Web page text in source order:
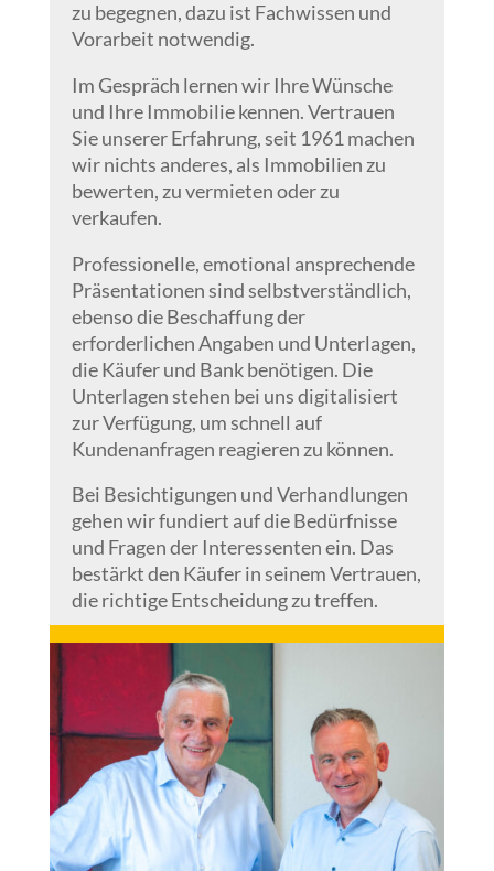
zu begegnen, dazu ist Fachwissen und
Vorarbeit notwendig.
Im Gespräch lernen wir Ihre Wünsche
und Ihre Immobilie kennen. Vertrauen
Sie unserer Erfahrung, seit 1961 machen
wir nichts anderes, als Immobilien zu
bewerten, zu vermieten oder zu
verkaufen.
Professionelle, emotional ansprechende
Präsentationen sind selbstverständlich,
ebenso die Beschaffung der
erforderlichen Angaben und Unterlagen,
die Käufer und Bank benötigen. Die
Unterlagen stehen bei uns digitalisiert
zur Verfügung, um schnell auf
Kundenanfragen reagieren zu können.
Bei Besichtigungen und Verhandlungen
gehen wir fundiert auf die Bedürfnisse
und Fragen der Interessenten ein. Das
bestärkt den Käufer in seinem Vertrauen,
die richtige Entscheidung zu treffen.